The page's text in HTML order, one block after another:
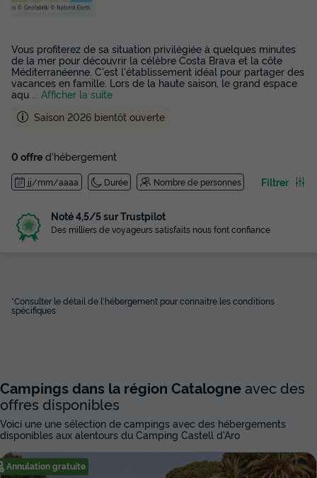
Vous profiterez de sa situation privilégiée à quelques minutes
de la mer pour découvrir la célèbre Costa Brava et la côte
Méditerranéenne. C'est l'établissement idéal pour partager des
vacances en famille. Lors de la haute saison, le grand espace
aqu
... Afficher la suite
Saison 2026 bientôt ouverte
0 offre d'hébergement
jj/mm/aaaa Durée Nombre de personnes Filtrer
Noté 4,5/5 sur Trustpilot
Des milliers de voyageurs satisfaits nous font confiance
*Consulter le détail de l'hébergement pour connaitre les conditions
spécifiques
Campings dans la région Catalogneavec des
offres disponibles
Voici une une sélection de campings avec des hébergements
disponibles aux alentours du Camping Castell d'Aro
Annulation gratuite